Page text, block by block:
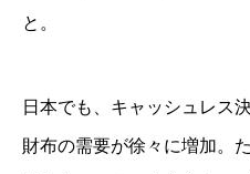
と。
日本でも、キャッシュレス
財布の需要が徐々に増加。